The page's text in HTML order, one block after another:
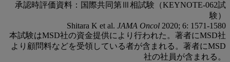
承認時評価資料：国際共同第Ⅲ相試験（KEYNOTE-062試
験）
Shitara K et al. JAMA Oncol 2020; 6: 1571-1580
本試験はMSD社の資金提供により行われた。著者にMSD社
より顧問料などを受領している者が含まれる。著者にMSD
社の社員が含まれる。